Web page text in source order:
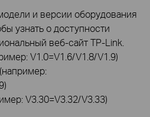
и версии оборудования
узнать о доступности
веб-сайт TP-Link.
V1.0=V1.6/V1.8/V1.9)
V3.30=V3.32/V3.33)